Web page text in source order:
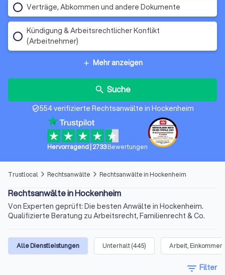
Verträge, Abkommen und andere Dokumente
Kündigung & Arbeitsrechtlicher Konflikt
(Arbeitnehmer)
add Mehr anzeigen
search Suche
verified_user554 verifizierte Rechtsanwälte in Hockenheim
Hervorragend| 2733 Bewertungen
Trustlocal arrow_forward_ios Rechtsanwälte arrow_forward_ios Rechtsanwälte in Hockenheim
Rechtsanwälte in Hockenheim
Von Experten geprüft: Die besten Anwälte in Hockenheim.
Qualifizierte Beratung zu Arbeitsrecht, Familienrecht & Co.
Alle Dienstleistungen Unterhalt(445) Arbeit,
filter_list Filter